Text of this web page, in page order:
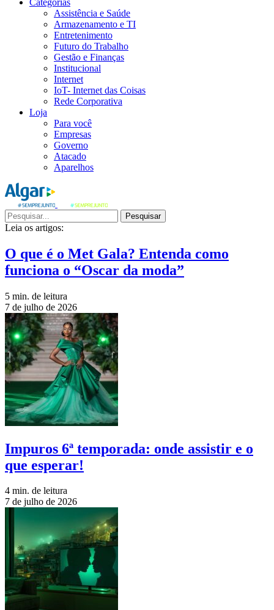
Assistência e Saúde
Armazenamento e TI
Entretenimento
Futuro do Trabalho
Gestão e Finanças
Institucional
Internet
IoT- Internet das Coisas
Rede Corporativa
Loja
Para você
Empresas
Governo
Atacado
Aparelhos
Pesquisar
Leia os artigos:
O que é o Met Gala? Entenda como
funciona o “Oscar da moda”
5 min. de leitura
7 de julho de 2026
Impuros 6ª temporada: onde assistir e o
que esperar!
4 min. de leitura
7 de julho de 2026